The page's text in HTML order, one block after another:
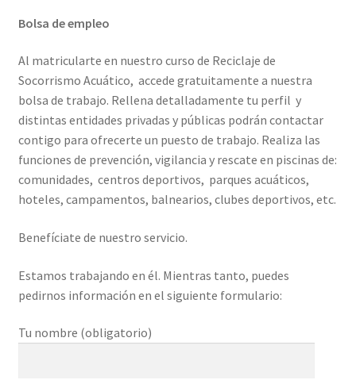
Bolsa de empleo
Al matricularte en nuestro curso de Reciclaje de
Socorrismo Acuático, accede gratuitamente a nuestra
bolsa de trabajo. Rellena detalladamente tu perfil y
distintas entidades privadas y públicas podrán contactar
contigo para ofrecerte un puesto de trabajo. Realiza las
funciones de prevención, vigilancia y rescate en piscinas de:
comunidades, centros deportivos, parques acuáticos,
hoteles, campamentos, balnearios, clubes deportivos, etc.
Benefíciate de nuestro servicio.
Estamos trabajando en él. Mientras tanto, puedes
pedirnos información en el siguiente formulario:
Tu nombre (obligatorio)